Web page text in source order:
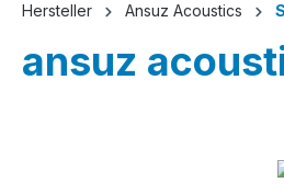
Hersteller Ansuz Acoustics
ansuz